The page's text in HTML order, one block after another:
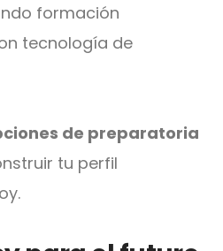
formación
tecnología de
de preparatoria
tu perfil